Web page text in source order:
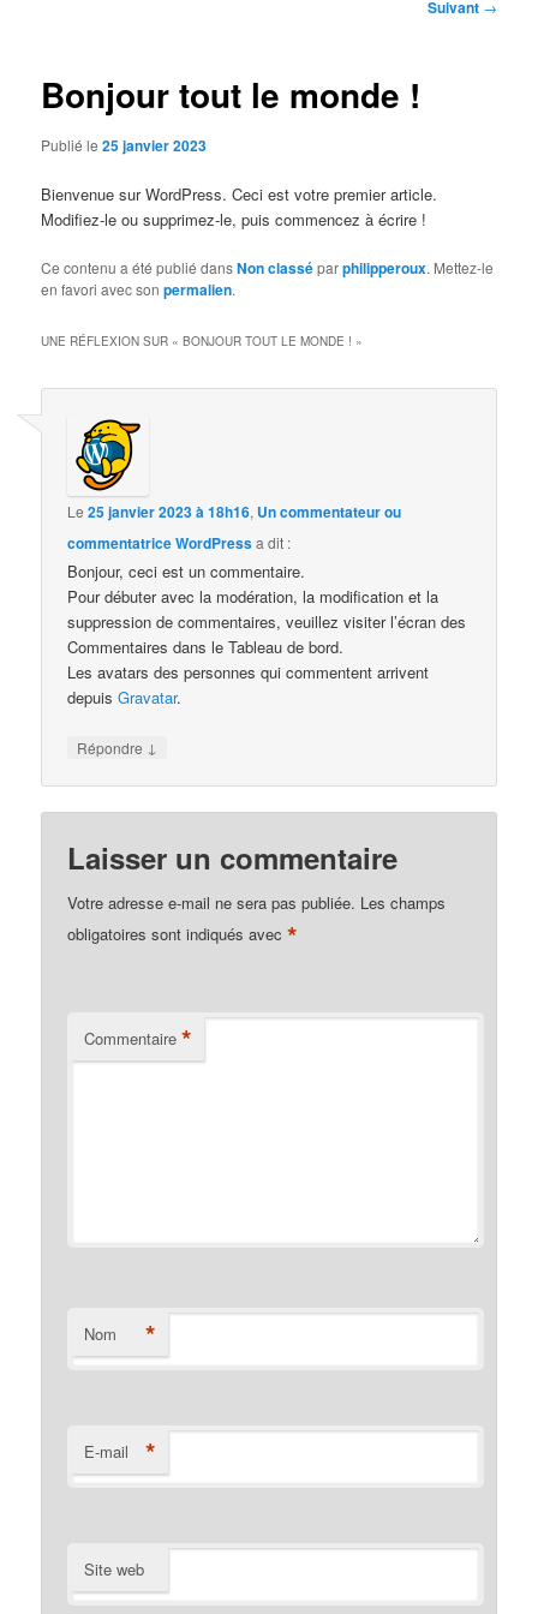
Suivant →
Bonjour tout le monde !
Publié le25 janvier 2023
Bienvenue sur WordPress. Ceci est votre premier article.
Modifiez-le ou supprimez-le, puis commencez à écrire !
Ce contenu a été publié dansNon classéparphilipperoux. Mettez-le
en favori avec sonpermalien.
UNE RÉFLEXION SUR «BONJOUR TOUT LE MONDE ! »
Le25 janvier 2023 à 18h16, Un commentateur ou
commentatrice WordPressa dit :
Bonjour, ceci est un commentaire.
Pour débuter avec la modération, la modification et la
suppression de commentaires, veuillez visiter l’écran des
Commentaires dans le Tableau de bord.
Les avatars des personnes qui commentent arrivent
depuisGravatar.
Répondre ↓
Laisser un commentaire
Votre adresse e-mail ne sera pas publiée. Les champs
obligatoires sont indiqués avec*
Commentaire *
Nom *
E-mail *
Site web